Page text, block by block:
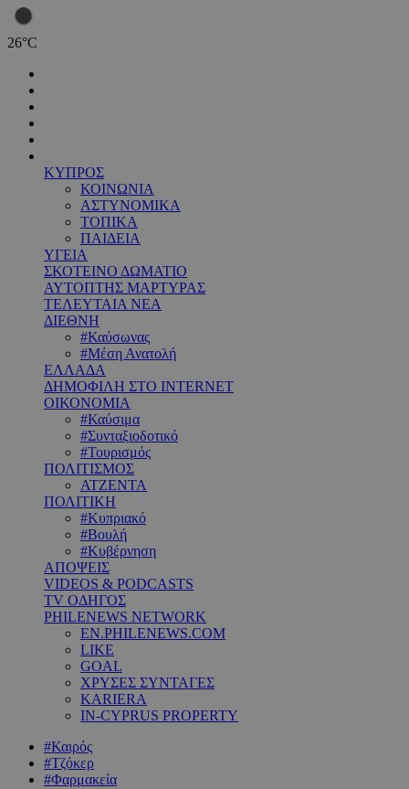
26°C
ΚΥΠΡΟΣ
ΚΟΙΝΩΝΙΑ
ΑΣΤΥΝΟΜΙΚΑ
ΤΟΠΙΚΑ
ΠΑΙΔΕΙΑ
ΥΓΕΙΑ
ΣΚΟΤΕΙΝΟ ΔΩΜΑΤΙΟ
ΑΥΤΟΠΤΗΣ ΜΑΡΤΥΡΑΣ
ΤΕΛΕΥΤΑΙΑ ΝΕΑ
ΔΙΕΘΝΗ
#Καύσωνας
#Μέση Ανατολή
ΕΛΛΑΔΑ
ΔΗΜΟΦΙΛΗ ΣΤΟ INTERNET
ΟΙΚΟΝΟΜΙΑ
#Καύσιμα
#Συνταξιοδοτικό
#Τουρισμός
ΠΟΛΙΤΙΣΜΟΣ
ΑΤΖΕΝΤΑ
ΠΟΛΙΤΙΚΗ
#Κυπριακό
#Βουλή
#Κυβέρνηση
ΑΠΟΨΕΙΣ
VIDEOS & PODCASTS
TV ΟΔΗΓΟΣ
PHILENEWS NETWORK
EN.PHILENEWS.COM
LIKE
GOAL
ΧΡΥΣΕΣ ΣΥΝΤΑΓΕΣ
KARIERA
IN-CYPRUS PROPERTY
#Καιρός
#Τζόκερ
#Φαρμακεία